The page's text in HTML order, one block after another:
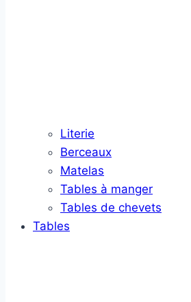
Literie
Berceaux
Matelas
Tables à manger
Tables de chevets
Tables